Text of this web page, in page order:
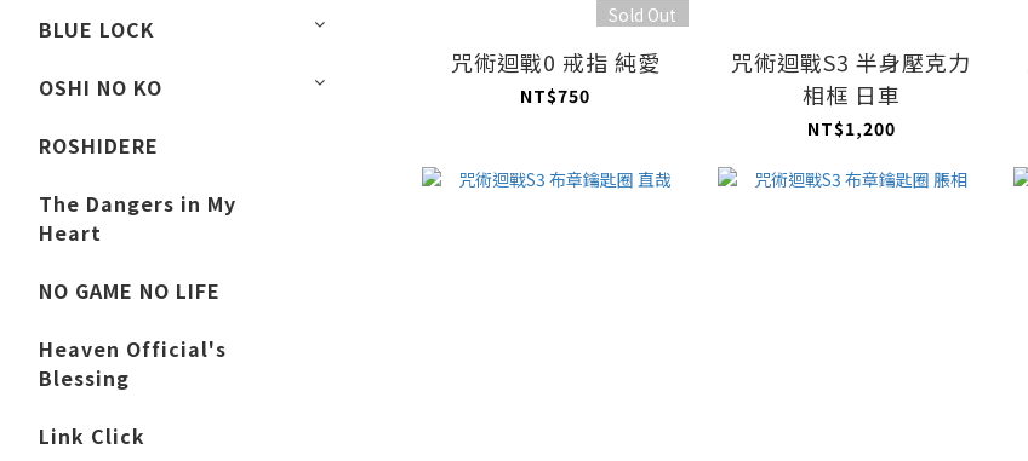
BLUE LOCK
OSHI NO KO
ROSHIDERE
The Dangers in My
Heart
NO GAME NO LIFE
Heaven Official's
Blessing
Link Click
Sold Out
咒術迴戰0 戒指 純愛
NT$750
咒術迴戰S3 半身壓克力
相框 日車
NT$1,200